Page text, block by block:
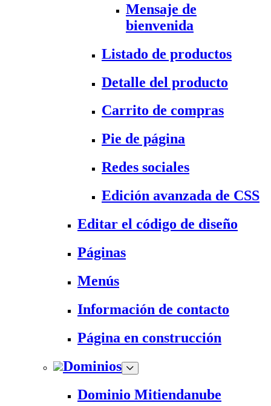
Mensaje de
bienvenida
Listado de productos
Detalle del producto
Carrito de compras
Pie de página
Redes sociales
Edición avanzada de CSS
Editar el código de diseño
Páginas
Menús
Información de contacto
Página en construcción
Dominios
Dominio Mitiendanube